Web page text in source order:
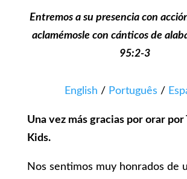
Entremos a su presencia con
aclamémosle con cánticos de
95:2-3
English / Português /
Una vez más gracias por orar por
Kids.
Nos sentimos muy honrados de